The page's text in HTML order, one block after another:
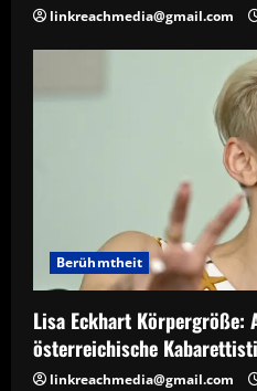
linkreachmedia@gmail.com
Berühmtheit
Lisa Eckhart Körpergröße:
österreichische
linkreachmedia@gmail.com